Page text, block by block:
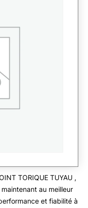
TORIQUE TUYAU ,
au meilleur
et fiabilité à